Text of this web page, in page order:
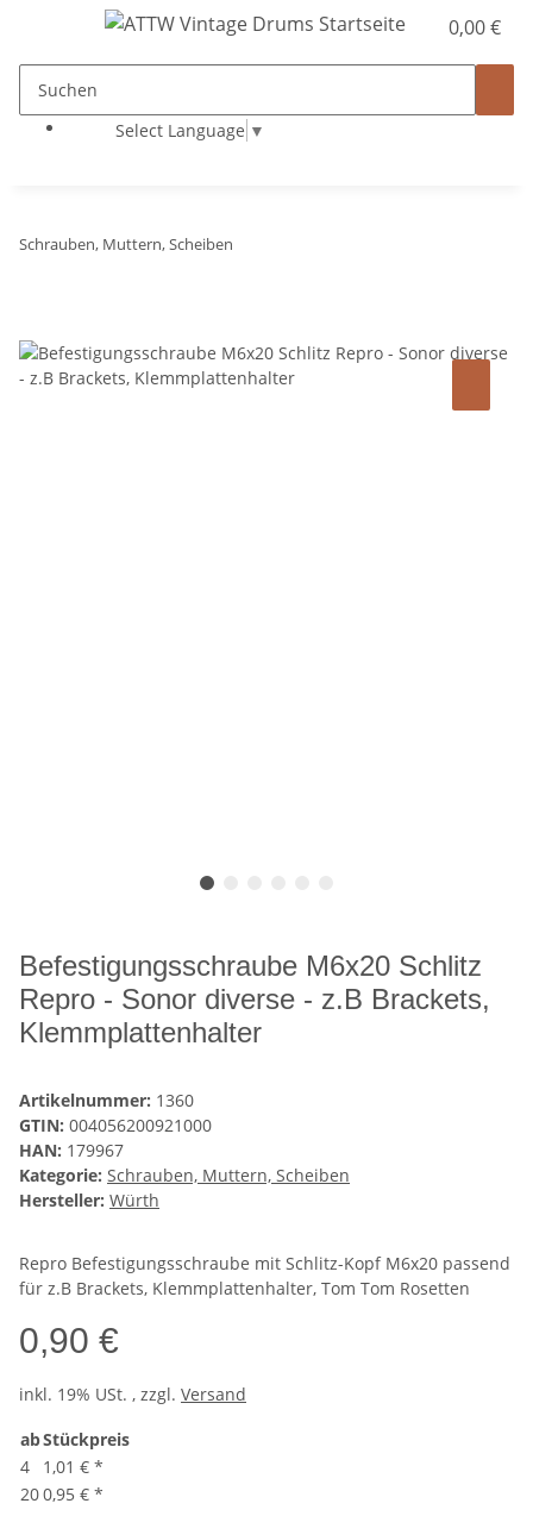
0,00 €
Select Language ▼
Schrauben, Muttern, Scheiben
Befestigungsschraube M6x20 Schlitz
Repro - Sonor diverse - z.B Brackets,
Klemmplattenhalter
Artikelnummer: 1360
GTIN: 004056200921000
HAN: 179967
Kategorie: Schrauben, Muttern, Scheiben
Hersteller: Würth
Repro Befestigungsschraube mit Schlitz-Kopf M6x20 passend
für z.B Brackets, Klemmplattenhalter, Tom Tom Rosetten
0,90 €
inkl. 19% USt. , zzgl. Versand
abStückpreis
4
1,01 € *
200,95 € *